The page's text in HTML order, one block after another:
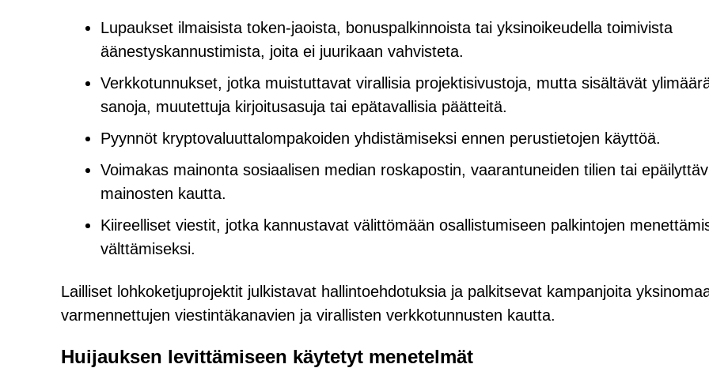
Lupaukset ilmaisista token-jaoista, bonuspalkinnoista tai yksinoikeudella toimivista
äänestyskannustimista, joita ei juurikaan vahvisteta.
Verkkotunnukset, jotka muistuttavat virallisia projektisivustoja, mutta sisältävät
sanoja, muutettuja kirjoitusasuja tai epätavallisia päätteitä.
Pyynnöt kryptovaluuttalompakoiden yhdistämiseksi ennen perustietojen käyttöä.
Voimakas mainonta sosiaalisen median roskapostin, vaarantuneiden tilien tai
mainosten kautta.
Kiireelliset viestit, jotka kannustavat välittömään osallistumiseen palkintojen
välttämiseksi.
Lailliset lohkoketjuprojektit julkistavat hallintoehdotuksia ja palkitsevat kampanjoita
varmennettujen viestintäkanavien ja virallisten verkkotunnusten kautta.
Huijauksen levittämiseen käytetyt menetelmät